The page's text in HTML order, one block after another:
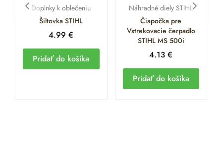
Doplnky k oblečeniu
Šiltovka STIHL
4.99€
Pridať do košíka
Náhradné diely STIHL
Čiapočka pre
Vstrekovacie čerpadlo
STIHL MS 500i
4.13€
Pridať do košíka